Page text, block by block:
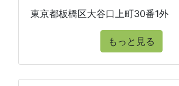
東京都板橋区大谷口上町30番1外
もっと見る